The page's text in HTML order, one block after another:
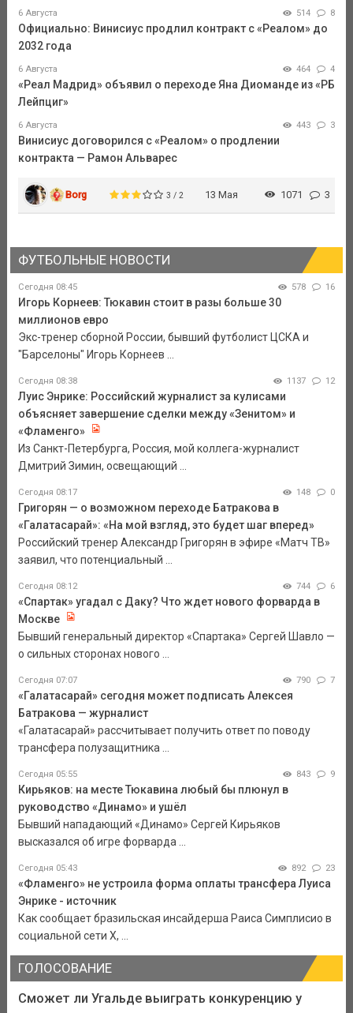
6 Августа 514 8
Официально: Винисиус продлил контракт с «Реалом» до
2032 года
6 Августа 464 4
«Реал Мадрид» объявил о переходе Яна Диоманде из «РБ
Лейпциг»
6 Августа 443 3
Винисиус договорился с «Реалом» о продлении
контракта — Рамон Альварес
Borg 3 / 2 13 Мая 1071 3
ФУТБОЛЬНЫЕ НОВОСТИ
Сегодня 08:45 578 16
Игорь Корнеев: Тюкавин стоит в разы больше 30
миллионов евро
Экс-тренер сборной России, бывший футболист ЦСКА и
"Барселоны" Игорь Корнеев ...
Сегодня 08:38 1137 12
Луис Энрике: Российский журналист за кулисами
объясняет завершение сделки между «Зенитом» и
«Фламенго»
Из Санкт-Петербурга, Россия, мой коллега-журналист
Дмитрий Зимин, освещающий ...
Сегодня 08:17 148 0
Григорян — о возможном переходе Батракова в
«Галатасарай»: «На мой взгляд, это будет шаг вперед»
Российский тренер Александр Григорян в эфире «Матч ТВ»
заявил, что потенциальный ...
Сегодня 08:12 744 6
«Спартак» угадал с Даку? Что ждет нового форварда в
Москве
Бывший генеральный директор «Спартака» Сергей Шавло —
о сильных сторонах нового ...
Сегодня 07:07 790 7
«Галатасарай» сегодня может подписать Алексея
Батракова — журналист
«Галатасарай» рассчитывает получить ответ по поводу
трансфера полузащитника ...
Сегодня 05:55 843 9
Кирьяков: на месте Тюкавина любый бы плюнул в
руководство «Динамо» и ушёл
Бывший нападающий «Динамо» Сергей Кирьяков
высказался об игре форварда ...
Сегодня 05:43 892 23
«Фламенго» не устроила форма оплаты трансфера Луиса
Энрике - источник
Как сообщает бразильская инсайдерша Раиса Симплисио в
социальной сети Х, ...
ГОЛОСОВАНИЕ
Сможет ли Угальде выиграть конкуренцию у